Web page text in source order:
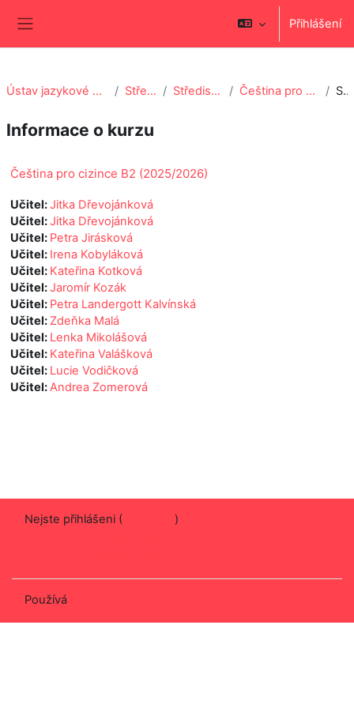
Přihlášení
Ústav jazykové a odborné přípravy (ÚJOP) Středisko Praha Středisko Praha Krystal Čeština pro cizince B2 (2025/2026) Souhrn
Informace o kurzu
Čeština pro cizince B2 (2025/2026)
Učitel:Jitka Dřevojánková
Učitel:Jitka Dřevojánková
Učitel: Petra Jirásková
Učitel: Irena Kobyláková
Učitel: Kateřina Kotková
Učitel:Jaromír Kozák
Učitel: Petra Landergott Kalvínská
Učitel: Zdeňka Malá
Učitel: Lenka Mikolášová
Učitel: Kateřina Valášková
Učitel: Lucie Vodičková
Učitel:Andrea Zomerová
Nejste přihlášeni (
)
Používá